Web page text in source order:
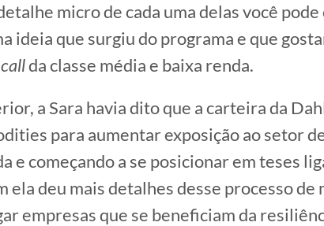
micro de cada uma delas você
ideia que surgiu do programa e que
callda classe média e baixa renda.
a Sara havia dito que a carteira da
para aumentar exposição ao setor
e começando a se posicionar em teses
ela deu mais detalhes desse processo de
empresas que se beneficiam da